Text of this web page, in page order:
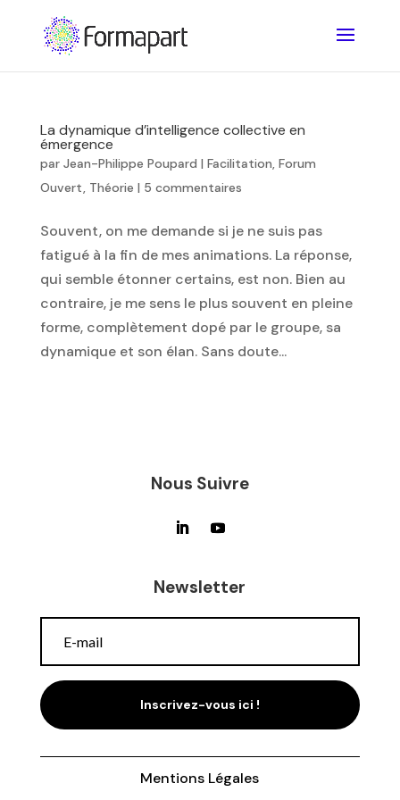
La dynamique d’intelligence collective en
émergence
par Jean-Philippe Poupard | Facilitation, Forum
Ouvert, Théorie | 5 commentaires
Souvent, on me demande si je ne suis pas
fatigué à la fin de mes animations. La réponse,
qui semble étonner certains, est non. Bien au
contraire, je me sens le plus souvent en pleine
forme, complètement dopé par le groupe, sa
dynamique et son élan. Sans doute...
Nous Suivre
Newsletter
Inscrivez-vous ici !
Mentions Légales